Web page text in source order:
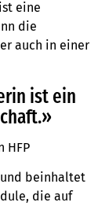
eine
die
auch in einer
ist ein
HFP
beinhaltet
die auf